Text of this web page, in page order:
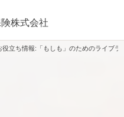
株式会社
役立ち情報:「もしも」のためのライブラ